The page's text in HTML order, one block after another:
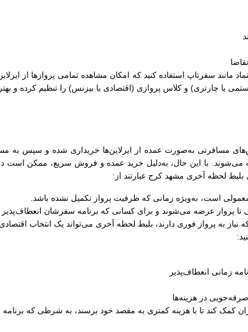
مانند سفرتاپ استفاده کنید که امکان مشاهده تمامی پروازها از
یا چارتری) و کلاس پروازی (اقتصادی یا بیزنس) را تنظیم کرده و
مسافرتی به‌صورت عمده از ایرلاین‌ها خریداری شده و سپس به
با این حال، به‌دلیل خرید عمده و فروش سریع، ممکن است در
بلیط لحظه آخری مشهد کرج عبارتند از:
است، به‌ویژه زمانی که ظرفیت پرواز تکمیل نشده باشد.
تا پرواز عرضه می‌شوند و برای کسانی که برنامه سفرشان
نیاز به پرواز فوری دارند، بلیط لحظه آخری می‌تواند یک انتخاب
زمانی انعطاف‌پذیر
در هزینه‌ها
کند تا با هزینه کمتری به مقصد خود برسند، به شرطی که برنامه